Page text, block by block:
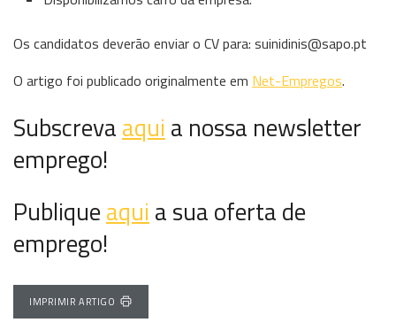
Os candidatos deverão enviar o CV para: suinidinis@sapo.pt
O artigo foi publicado originalmente em Net-Empregos.
Subscrevaaquia nossa newsletter
emprego!
Publiqueaqui a sua oferta de
emprego!
IMPRIMIR ARTIGO